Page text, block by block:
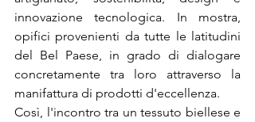
innovazione tecnologica. In mostra,
opifici provenienti da tutte le latitudini
del Bel Paese, in grado di dialogare
concretamente tra loro attraverso la
manifattura di prodotti d'eccellenza.
Così, l'incontro tra un tessuto biellese e